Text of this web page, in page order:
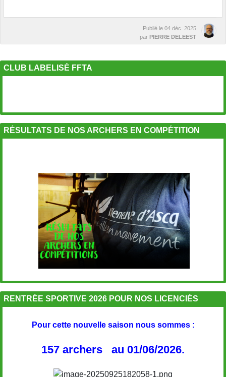
Publié le 04 déc. 2025
par PIERRE DELEEST
CLUB LABELISÉ FFTA
RÉSULTATS DE NOS ARCHERS EN COMPÉTITION
RENTRÉE SPORTIVE 2026 POUR NOS LICENCIÉS
Pour cette nouvelle saison nous sommes :
157 archers au 01/06/2026.